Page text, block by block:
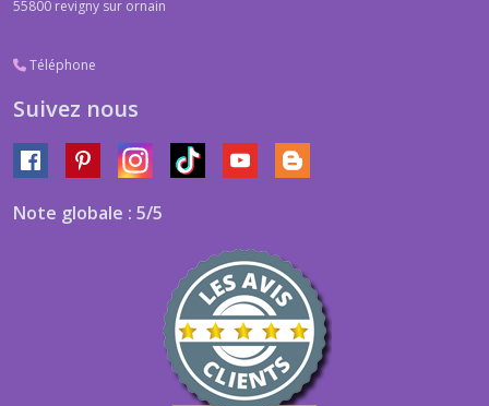
55800 revigny sur ornain
Téléphone
Suivez nous
Note globale : 5/5